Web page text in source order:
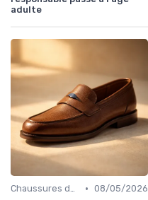
adulte
Chaussures de Ville • 08/05/2026